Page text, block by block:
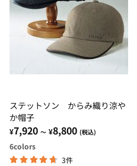
ステットソン からみ織り涼や
か帽子
¥7,920 ～ ¥8,800 (税込)
6colors
3件